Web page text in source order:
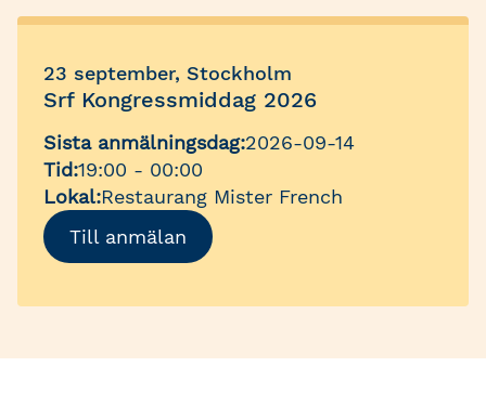
23 september, Stockholm
Srf Kongressmiddag 2026
Sista anmälningsdag:2026-09-14
Tid:19:00 - 00:00
Lokal:Restaurang Mister French
Till anmälan